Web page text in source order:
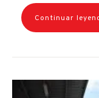
Continuar